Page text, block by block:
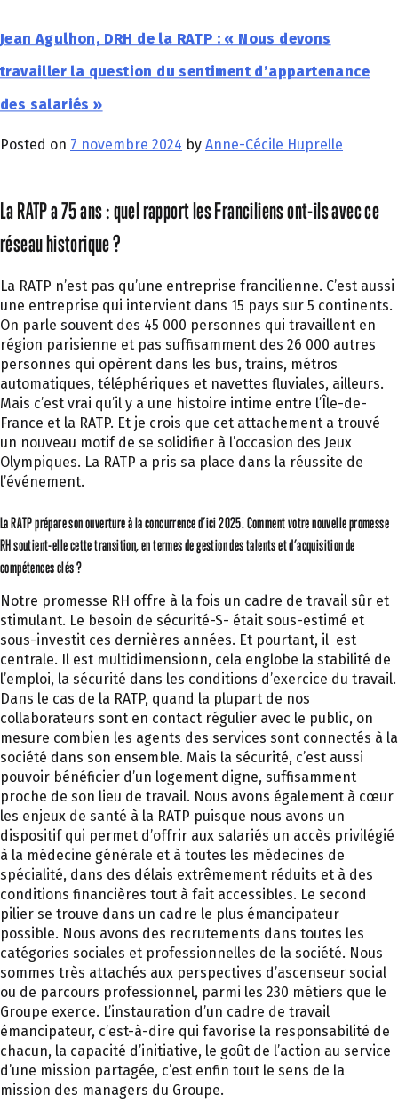
Jean Agulhon, DRH de la RATP : « Nous devons
travailler la question du sentiment d’appartenance
des salariés »
Posted on 7 novembre 2024 by Anne-Cécile Huprelle
La RATP a 75 ans : quel rapport les Franciliens ont-ils avec ce
réseau historique ?
La RATP n’est pas qu’une entreprise francilienne. C’est aussi
une entreprise qui intervient dans 15 pays sur 5 continents.
On parle souvent des 45 000 personnes qui travaillent en
région parisienne et pas suffisamment des 26 000 autres
personnes qui opèrent dans les bus, trains, métros
automatiques, téléphériques et navettes fluviales, ailleurs.
Mais c’est vrai qu’il y a une histoire intime entre l’Île-de-
France et la RATP. Et je crois que cet attachement a trouvé
un nouveau motif de se solidifier à l’occasion des Jeux
Olympiques. La RATP a pris sa place dans la réussite de
l’événement.
La RATP prépare son ouverture à la concurrence d’ici 2025. Comment votre nouvelle promesse
RH soutient-elle cette transition, en termes de gestion des talents et d’acquisition de
compétences clés ?
Notre promesse RH offre à la fois un cadre de travail sûr et
stimulant. Le besoin de sécurité-S- était sous-estimé et
sous-investit ces dernières années. Et pourtant, il est
centrale. Il est multidimensionn, cela englobe la stabilité de
l’emploi, la sécurité dans les conditions d’exercice du travail.
Dans le cas de la RATP, quand la plupart de nos
collaborateurs sont en contact régulier avec le public, on
mesure combien les agents des services sont connectés à la
société dans son ensemble. Mais la sécurité, c’est aussi
pouvoir bénéficier d’un logement digne, suffisamment
proche de son lieu de travail. Nous avons également à cœur
les enjeux de santé à la RATP puisque nous avons un
dispositif qui permet d’offrir aux salariés un accès privilégié
à la médecine générale et à toutes les médecines de
spécialité, dans des délais extrêmement réduits et à des
conditions financières tout à fait accessibles. Le second
pilier se trouve dans un cadre le plus émancipateur
possible. Nous avons des recrutements dans toutes les
catégories sociales et professionnelles de la société. Nous
sommes très attachés aux perspectives d’ascenseur social
ou de parcours professionnel, parmi les 230 métiers que le
Groupe exerce. L’instauration d’un cadre de travail
émancipateur, c’est-à-dire qui favorise la responsabilité de
chacun, la capacité d’initiative, le goût de l’action au service
d’une mission partagée, c’est enfin tout le sens de la
mission des managers du Groupe.